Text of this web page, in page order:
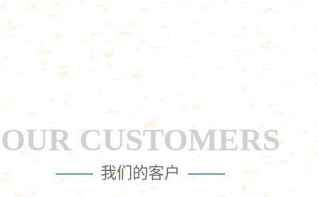
OUR CUSTOMERS
我们的客户